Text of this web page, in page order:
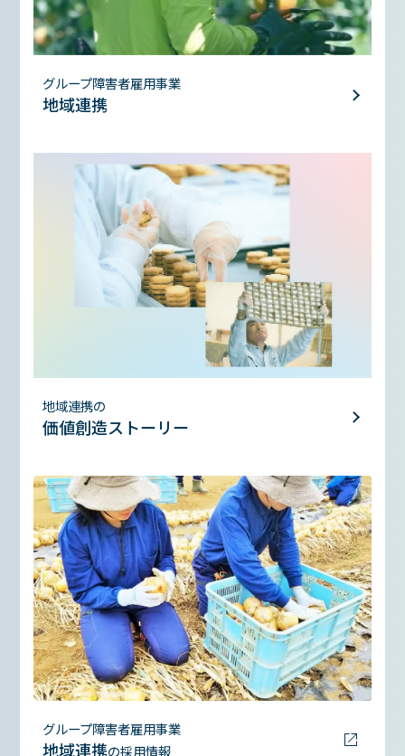
グループ障害者雇用事業
地域連携
地域連携の
価値創造ストーリー
グループ障害者雇用事業
地域連携の採用情報